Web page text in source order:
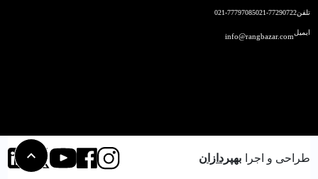
تلفن021-77290722
021-77797085
ایمیلinfo@rangbazar.com
طراحی و اجرا بهپردازان